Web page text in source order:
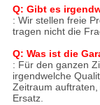
Q: Gibt es
: Wir stellen freie
tragen nicht die
Q: Was ist die
: Für den ganzen
irgendwelche
Zeitraum
Ersatz.